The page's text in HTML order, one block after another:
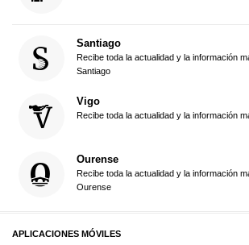
Santiago
Recibe toda la actualidad y la información
Santiago
Vigo
Recibe toda la actualidad y la información
Ourense
Recibe toda la actualidad y la información
Ourense
APLICACIONES MÓVILES